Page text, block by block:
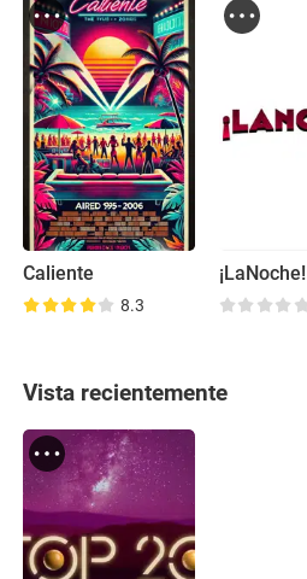
Caliente
8.3
¡LaNoche!
Vista recientemente